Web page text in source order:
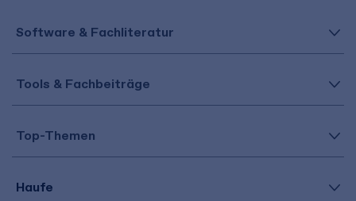
Software & Fachliteratur
Tools & Fachbeiträge
Top-Themen
Haufe